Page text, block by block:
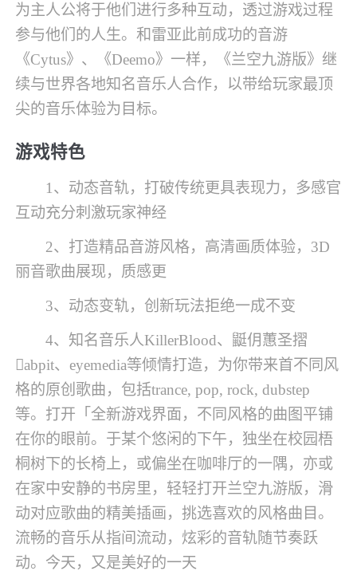
为主人公将于他们进行多种互动，透过游戏过程
参与他们的人生。和雷亚此前成功的音游
《Cytus》、《Deemo》一样，《兰空九游版》继
续与世界各地知名音乐人合作，以带给玩家最顶
尖的音乐体验为目标。
游戏特色
1、动态音轨，打破传统更具表现力，多感官
互动充分刺激玩家神经
2、打造精品音游风格，高清画质体验，3D
丽音歌曲展现，质感更
3、动态变轨，创新玩法拒绝一成不变
4、知名音乐人KillerBlood、鼮仴蕙圣摺
abpit、eyemedia等倾情打造，为你带来首不同风
格的原创歌曲，包括trance, pop, rock, dubstep
等。打开「全新游戏界面，不同风格的曲图平铺
在你的眼前。于某个悠闲的下午，独坐在校园梧
桐树下的长椅上，或偏坐在咖啡厅的一隅，亦或
在家中安静的书房里，轻轻打开兰空九游版，滑
动对应歌曲的精美插画，挑选喜欢的风格曲目。
流畅的音乐从指间流动，炫彩的音轨随节奏跃
动。今天，又是美好的一天